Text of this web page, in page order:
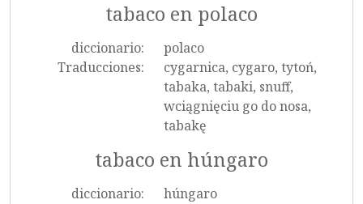
tabaco en polaco
diccionario:
polaco
Traducciones:
cygarnica, cygaro, tytoń,
tabaka, tabaki, snuff,
wciągnięciu go do nosa,
tabakę
tabaco en húngaro
diccionario:
húngaro